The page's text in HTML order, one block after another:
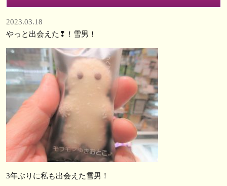
2023.03.18
やっと出会えた❢！雪男！
3年ぶりに私も出会えた雪男！